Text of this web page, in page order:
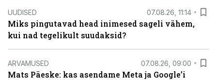
UUDISED 07.08.26, 11:14
Miks pingutavad head inimesed sageli vähem,
kui nad tegelikult suudaksid?
ARVAMUSED 07.08.26, 09:00
Mats Päeske: kas asendame Meta ja Google’i